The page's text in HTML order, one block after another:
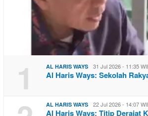
1 AL HARIS WAYS 31 Jul 2026 - 11:35
Al Haris Ways: Sekolah
AL HARIS WAYS 22 Jul 2026 - 14:07
Al Haris Ways: Titip Derajat